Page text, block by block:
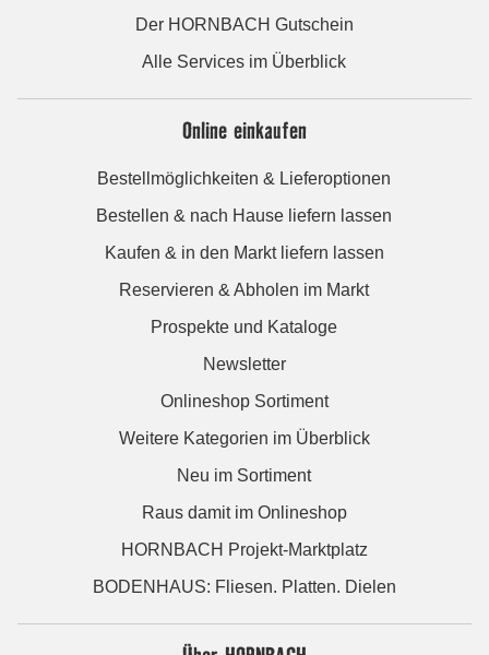
Der HORNBACH Gutschein
Alle Services im Überblick
Online einkaufen
Bestellmöglichkeiten & Lieferoptionen
Bestellen & nach Hause liefern lassen
Kaufen & in den Markt liefern lassen
Reservieren & Abholen im Markt
Prospekte und Kataloge
Newsletter
Onlineshop Sortiment
Weitere Kategorien im Überblick
Neu im Sortiment
Raus damit im Onlineshop
HORNBACH Projekt-Marktplatz
BODENHAUS: Fliesen. Platten. Dielen